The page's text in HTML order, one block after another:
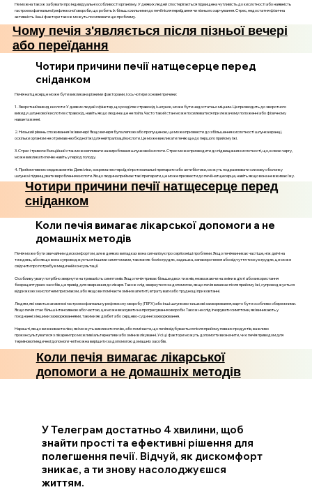
Не можна також забувати про індивідуальні особливості організму. У деяких людей спостерігається підвищена чутливість до кислотності або наявність
гастроезофагеальної рефлюксної хвороби, що робить їх більш схильними до печії після переїдання чи пізнього харчування. Стрес, недостатня фізична
активність і інші фактори також можуть посилювати цю проблему.
Чому печія з'являється після пізньої вечері
або переїдання
Чотири причини печії натщесерце перед
сніданком
Печія натщесерце може бути викликана різними факторами, і ось чотири основні причини:
1. Зворотний викид кислоти: У деяких людей сфінктер, що розділяє стравохід і шлунок, може бути недостатньо міцним. Це призводить до зворотного
викиду шлункової кислоти в стравохід, навіть якщо людина ще не поїла. Часто такий стан може посилюватися при лежачому положенні або фізичному
навантаженні.
2. Низький рівень споживання їжі ввечері: Якщо вечеря була легкою або пропущеною, це може призвести до збільшення кислотності шлунка вранці,
оскільки організм не отримав необхідної їжі для нейтралізації кислоти. Це може викликати печію ще до першого прийому їжі.
3. Стрес і тривога: Емоційний стан може впливати на вироблення шлункової кислоти. Стрес може призводити до підвищення кислотності, що, в свою чергу,
може викликати печію навіть у період голоду.
4. Прийом певних медикаментів: Деякі ліки, зокрема нестероїдні протизапальні препарати або антибіотики, можуть подразнювати слизову оболонку
шлунка і підвищувати вироблення кислоти. Якщо людина приймає такі препарати, це може призвести до печії натщесерце, навіть якщо вона не вживає їжу.
Чотири причини печії натщесерце перед
сніданком
Коли печія вимагає лікарської допомоги а не
домашніх методів
Печія може бути звичайним дискомфортом, але в деяких випадках вона сигналізує про серйозніші проблеми. Якщо печія виникає частіше, ніж двічі на
тиждень, або якщо вона супроводжується іншими симптомами, такими як болі в грудях, задишка, запаморочення або відчуття тиску в грудях, це може
свідчити про потребу в медичній консультації.
Особливу увагу потрібно звернути на тривалість симптомів. Якщо печія триває більше двох тижнів, незважаючи на зміни в дієті або використання
безрецептурних засобів, це привід для звернення до лікаря. Також слід звернутися за допомогою, якщо печія виникає після прийому їжі, супроводжується
відрижкою з кислотним присмаком, або якщо ви помічаєте зміни в апетиті, втрату ваги або труднощі при ковтанні.
Людям, які мають в анамнезі гастроезофагеальну рефлюксну хворобу (ГЕРХ) або інші шлунково-кишкові захворювання, варто бути особливо обережними.
Якщо печія стає більш інтенсивною або частою, це може вказувати на прогресування хвороби. Також не слід ігнорувати симптоми, які виникають у
поєднанні з іншими захворюваннями, такими як діабет або серцево-судинні захворювання.
Нарешті, якщо ви вживаєте ліки, які можуть викликати печію, або помічаєте, що печія відбувається після прийому певних продуктів, важливо
проконсультуватися з лікарем про можливі альтернативи або зміни в лікуванні. Усі ці фактори можуть допомогти визначити, чи є печія приводом для
термінової медичної допомоги чи її можна вирішити за допомогою домашніх засобів.
Коли печія вимагає лікарської
допомоги а не домашніх методів
У Телеграм достатньо 4 хвилини, щоб
знайти прості та ефективні рішення для
полегшення печії. Відчуй, як дискомфорт
зникає, а ти знову насолоджуєшся
життям.